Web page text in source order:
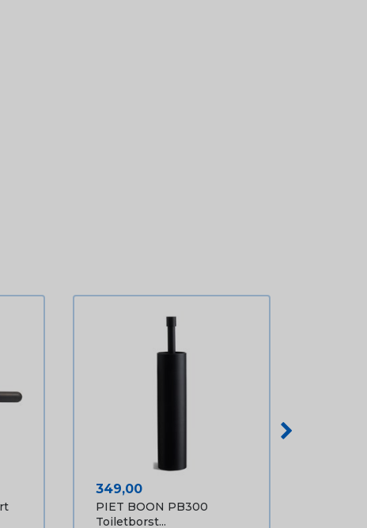
Prijs
349,00
PIET BOON PB300
Toiletborst...